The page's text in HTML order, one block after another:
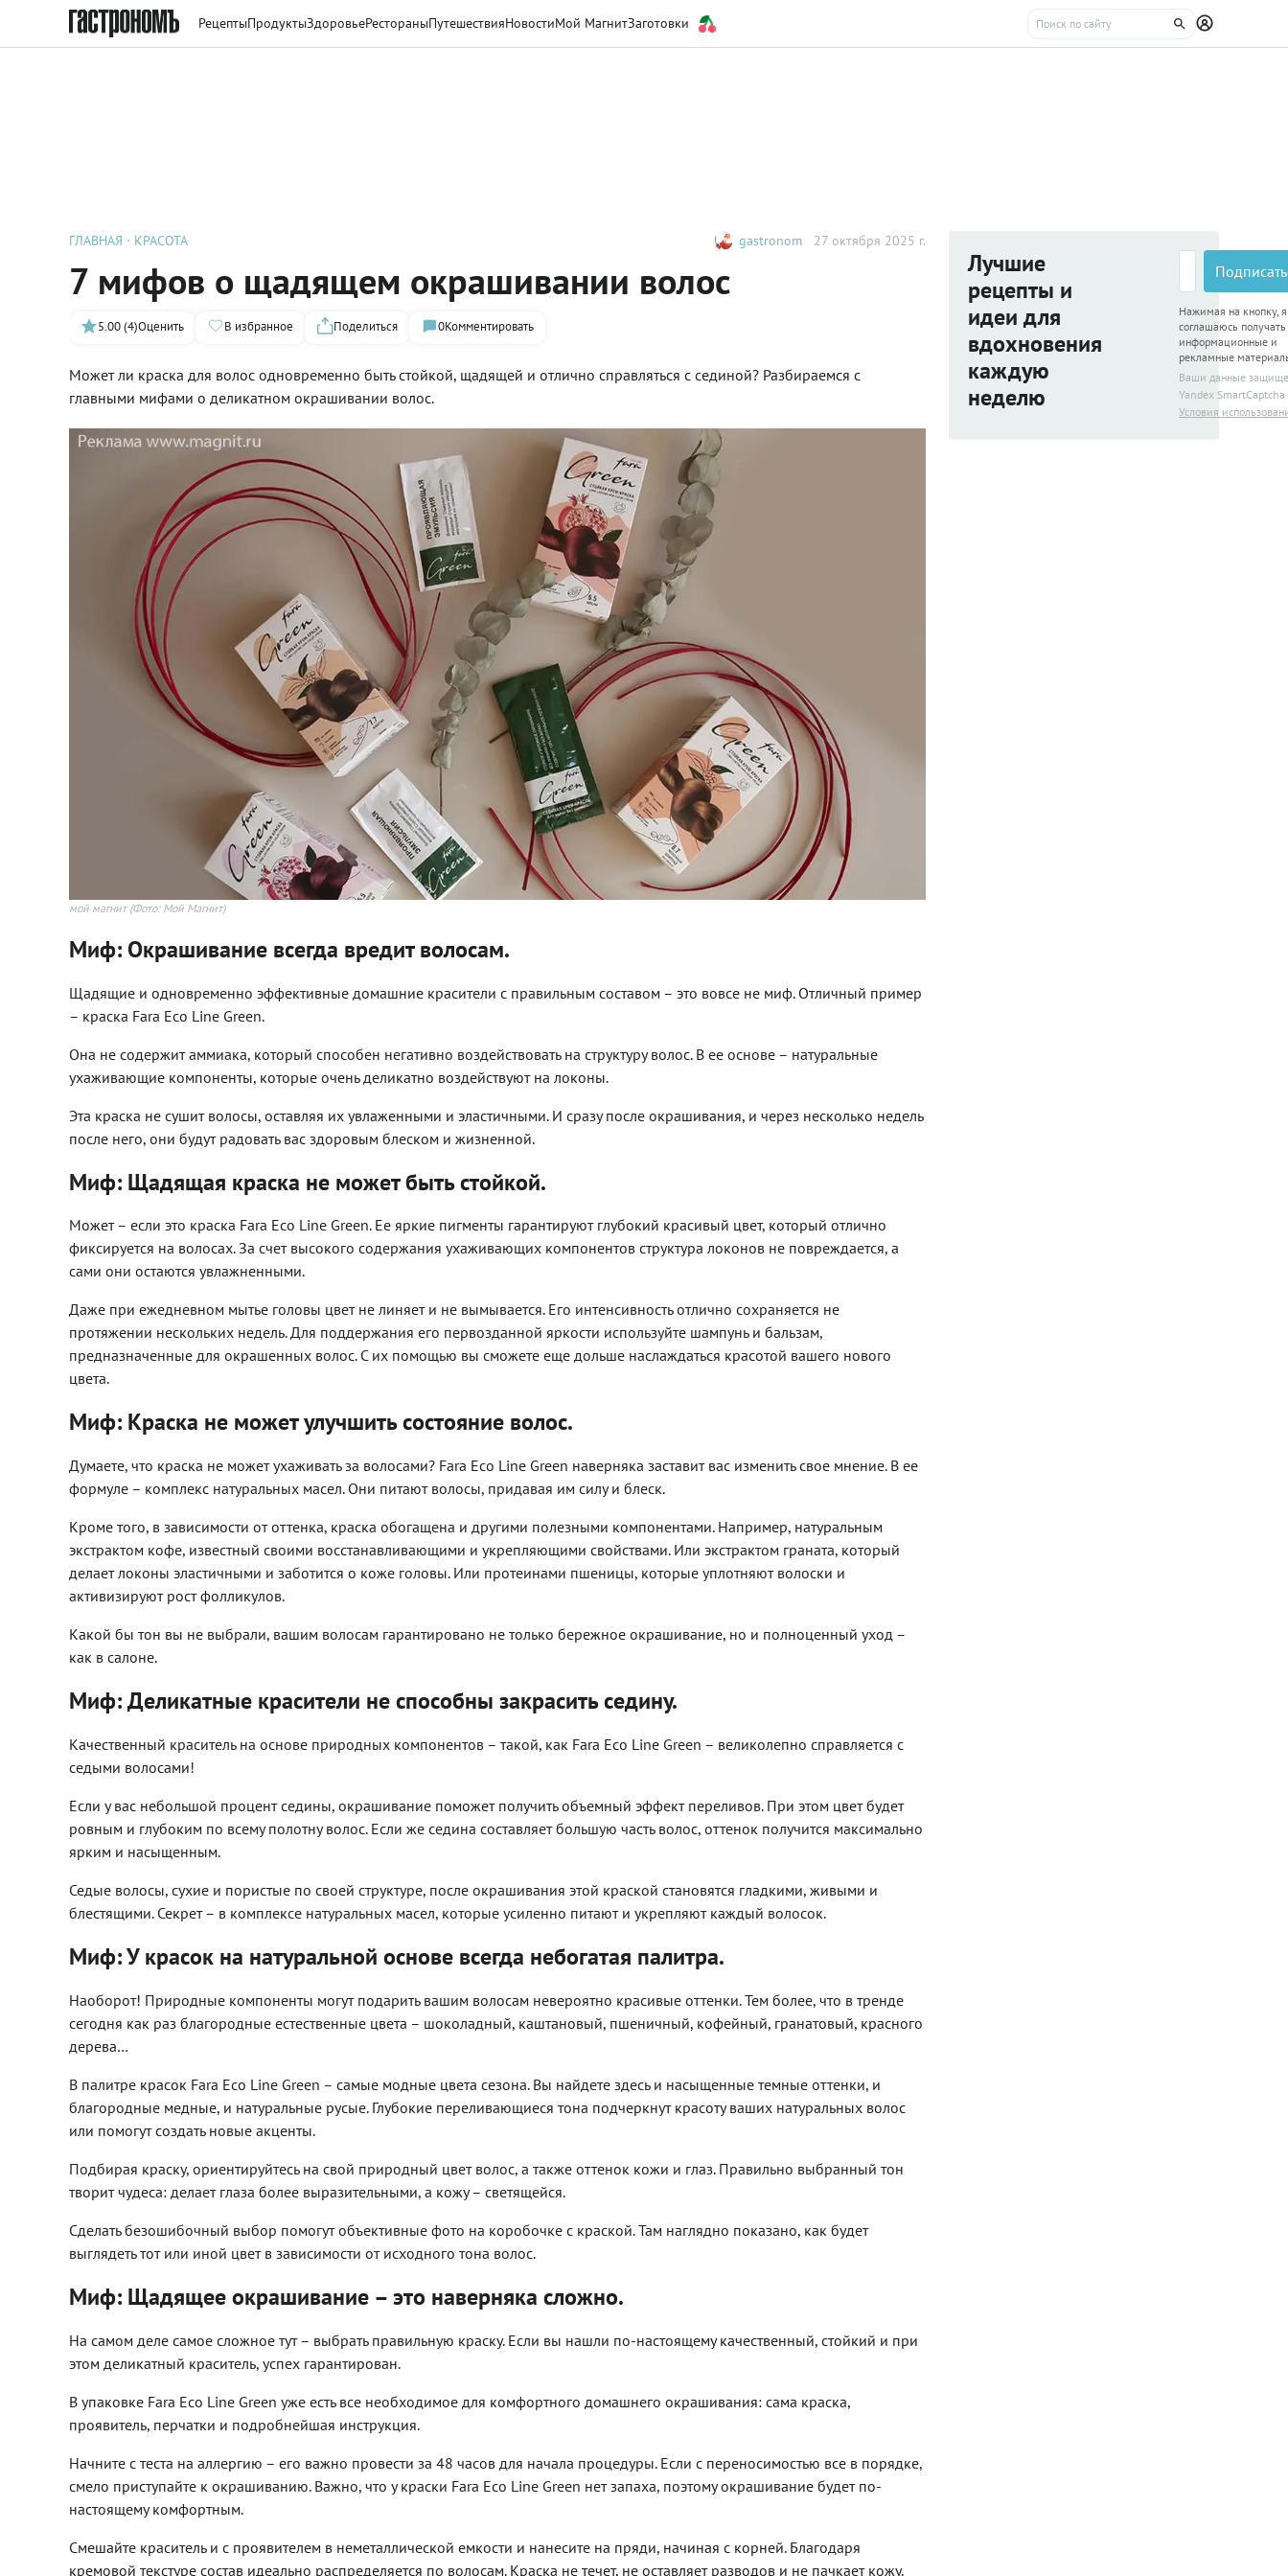
РецептыПродуктыЗдоровьеРестораныПутешествияНовостиМой МагнитЗаготовки
ГЛАВНАЯ КРАСОТА gastronom 27 октября 2025 г.
7 мифов о щадящем окрашивании волос
5.00 (4)Оценить В избранное Поделиться 0Комментировать
Может ли краска для волос одновременно быть стойкой, щадящей и отлично справляться с сединой? Разбираемся с
главными мифами о деликатном окрашивании волос.
мой магнит(Фото: Мой Магнит)
Миф: Окрашивание всегда вредит волосам.
Щадящие и одновременно эффективные домашние красители с правильным составом – это вовсе не миф. Отличный пример
– краска Fara Eco Line Green.
Она не содержит аммиака, который способен негативно воздействовать на структуру волос. В ее основе – натуральные
ухаживающие компоненты, которые очень деликатно воздействуют на локоны.
Эта краска не сушит волосы, оставляя их увлаженными и эластичными. И сразу после окрашивания, и через несколько недель
после него, они будут радовать вас здоровым блеском и жизненной.
Миф: Щадящая краска не может быть стойкой.
Может – если это краска Fara Eco Line Green. Ее яркие пигменты гарантируют глубокий красивый цвет, который отлично
фиксируется на волосах. За счет высокого содержания ухаживающих компонентов структура локонов не повреждается, а
сами они остаются увлажненными.
Даже при ежедневном мытье головы цвет не линяет и не вымывается. Его интенсивность отлично сохраняется не
протяжении нескольких недель. Для поддержания его первозданной яркости используйте шампунь и бальзам,
предназначенные для окрашенных волос. С их помощью вы сможете еще дольше наслаждаться красотой вашего нового
цвета.
Миф: Краска не может улучшить состояние волос.
Думаете, что краска не может ухаживать за волосами? Fara Eco Line Green наверняка заставит вас изменить свое мнение. В ее
формуле – комплекс натуральных масел. Они питают волосы, придавая им силу и блеск.
Кроме того, в зависимости от оттенка, краска обогащена и другими полезными компонентами. Например, натуральным
экстрактом кофе, известный своими восстанавливающими и укрепляющими свойствами. Или экстрактом граната, который
делает локоны эластичными и заботится о коже головы. Или протеинами пшеницы, которые уплотняют волоски и
активизируют рост фолликулов.
Какой бы тон вы не выбрали, вашим волосам гарантировано не только бережное окрашивание, но и полноценный уход –
как в салоне.
Миф: Деликатные красители не способны закрасить седину.
Качественный краситель на основе природных компонентов – такой, как Fara Eco Line Green – великолепно справляется с
седыми волосами!
Если у вас небольшой процент седины, окрашивание поможет получить объемный эффект переливов. При этом цвет будет
ровным и глубоким по всему полотну волос. Если же седина составляет большую часть волос, оттенок получится максимально
ярким и насыщенным.
Седые волосы, сухие и пористые по своей структуре, после окрашивания этой краской становятся гладкими, живыми и
блестящими. Секрет – в комплексе натуральных масел, которые усиленно питают и укрепляют каждый волосок.
Миф: У красок на натуральной основе всегда небогатая палитра.
Наоборот! Природные компоненты могут подарить вашим волосам невероятно красивые оттенки. Тем более, что в тренде
сегодня как раз благородные естественные цвета – шоколадный, каштановый, пшеничный, кофейный, гранатовый, красного
дерева…
В палитре красок Fara Eco Line Green – самые модные цвета сезона. Вы найдете здесь и насыщенные темные оттенки, и
благородные медные, и натуральные русые. Глубокие переливающиеся тона подчеркнут красоту ваших натуральных волос
или помогут создать новые акценты.
Подбирая краску, ориентируйтесь на свой природный цвет волос, а также оттенок кожи и глаз. Правильно выбранный тон
творит чудеса: делает глаза более выразительными, а кожу – светящейся.
Сделать безошибочный выбор помогут объективные фото на коробочке с краской. Там наглядно показано, как будет
выглядеть тот или иной цвет в зависимости от исходного тона волос.
Миф: Щадящее окрашивание – это наверняка сложно.
На самом деле самое сложное тут – выбрать правильную краску. Если вы нашли по-настоящему качественный, стойкий и при
этом деликатный краситель, успех гарантирован.
В упаковке Fara Eco Line Green уже есть все необходимое для комфортного домашнего окрашивания: сама краска,
проявитель, перчатки и подробнейшая инструкция.
Начните с теста на аллергию – его важно провести за 48 часов для начала процедуры. Если с переносимостью все в порядке,
смело приступайте к окрашиванию. Важно, что у краски Fara Eco Line Green нет запаха, поэтому окрашивание будет по-
настоящему комфортным.
Смешайте краситель и с проявителем в неметаллической емкости и нанесите на пряди, начиная с корней. Благодаря
кремовой текстуре состав идеально распределяется по волосам. Краска не течет, не оставляет разводов и не пачкает кожу.
Лучшие
рецепты и
идеи для
вдохновения
каждую
неделю
Нажимая на кнопку, я
соглашаюсь получать
информационные и
рекламные
Ваши данные
Yandex SmartCaptcha
Условия